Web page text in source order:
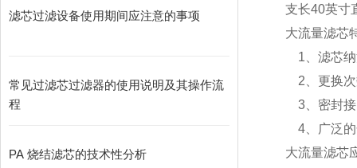
滤芯过滤设备使用期间应注意的事项
常见过滤芯过滤器的使用说明及其操作流
程
PA 烧结滤芯的技术性分析
支长40英寸
大流量滤芯
1、滤芯纳
2、更换次
3、密封接
4、广泛的
大流量滤芯